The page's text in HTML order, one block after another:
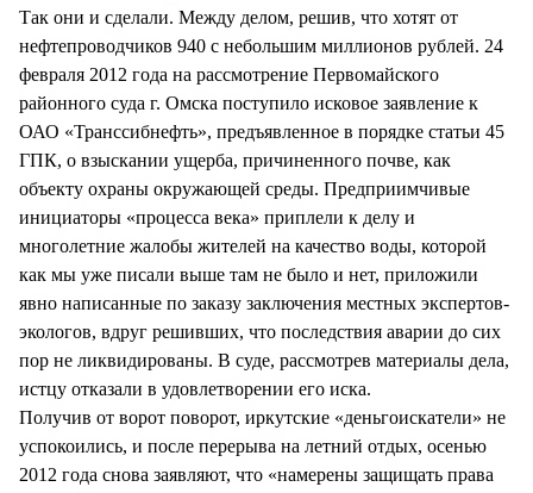
Так они и сделали. Между делом, решив, что хотят от
нефтепроводчиков 940 с небольшим миллионов рублей. 24
февраля 2012 года на рассмотрение Первомайского
районного суда г. Омска поступило исковое заявление к
ОАО «Транссибнефть», предъявленное в порядке статьи 45
ГПК, о взыскании ущерба, причиненного почве, как
объекту охраны окружающей среды. Предприимчивые
инициаторы «процесса века» приплели к делу и
многолетние жалобы жителей на качество воды, которой
как мы уже писали выше там не было и нет, приложили
явно написанные по заказу заключения местных экспертов-
экологов, вдруг решивших, что последствия аварии до сих
пор не ликвидированы. В суде, рассмотрев материалы дела,
истцу отказали в удовлетворении его иска.
Получив от ворот поворот, иркутские «деньгоискатели» не
успокоились, и после перерыва на летний отдых, осенью
2012 года снова заявляют, что «намерены защищать права